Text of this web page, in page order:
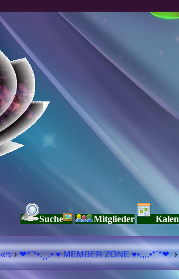
Suche Mitglieder
♥ڿڰۣ«ಌ SPIRITUELLE Я Ξ √ Ω L U T ↑ ☼ N - Forum - WE ARE ALL ❤NE L♡ve ● Pe▲ce ● Light☀ Nothing But L♡ve Here ♥ڿڰۣ«ಌ›❤*¨*•.¸¸.• ♥ MEMBER ZONE ♥•.,,.•*¨*❤›